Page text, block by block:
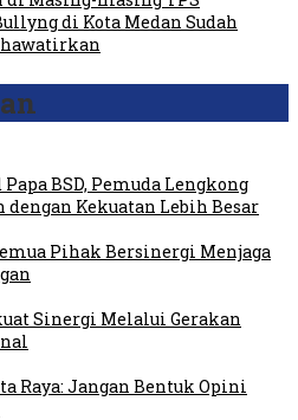
di Kota Medan Sudah
BSD, Pemuda Lengkong
dengan Kekuatan Lebih Besar
Pihak Bersinergi Menjaga
Sinergi Melalui Gerakan
Raya: Jangan Bentuk Opini